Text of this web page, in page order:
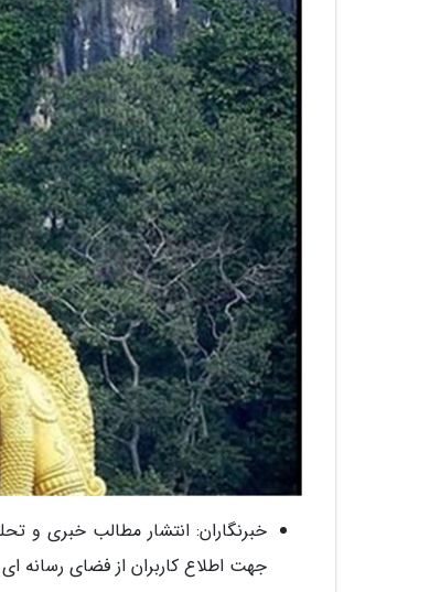
خبرنگاران: انتشار مطالب خبری و
جهت اطلاع کاربران از فضای رسانه